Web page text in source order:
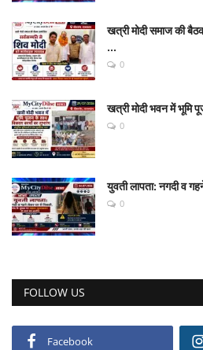
खत्री मोदी समाज की
...
0
खत्री मोदी भवन में भूमि
0
युवती लापता: नगदी व
0
FOLLOW US
Facebook